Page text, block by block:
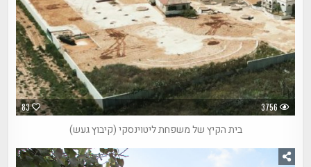
83 3756
בית הקיץ של משפחת ליטוינסקי (קיבוץ געש)